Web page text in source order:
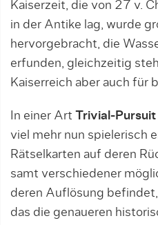
Kaiserzeit, die von 27 v.
in der Antike lag, wurde
hervorgebracht, die
erfunden, gleichzeitig
Kaiserreich aber auch für
In einer Art Trivial-Pursuit
viel mehr nun spielerisch
Rätselkarten auf deren
samt verschiedener
deren Auflösung
das die genaueren